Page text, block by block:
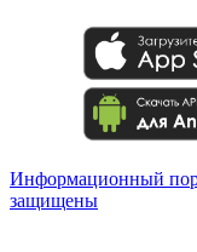
Информационный
защищены